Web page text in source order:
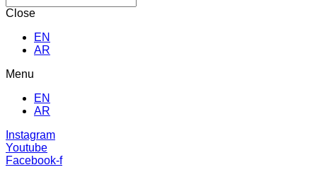
Close
EN
AR
Menu
EN
AR
Instagram
Youtube
Facebook-f